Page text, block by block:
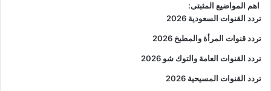
اهم المواضيع المثبتى:
تردد القنوات السعودية 2026
تردد قنوات المرأة والمطبخ 2026
تردد القنوات العامة والتوك شو 2026
تردد القنوات المسيحية 2026